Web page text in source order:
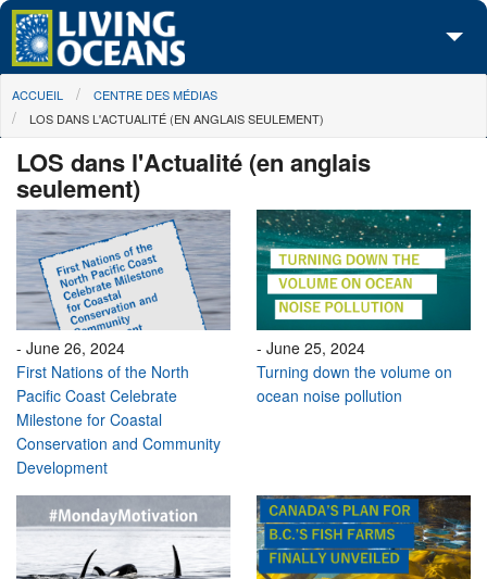
Skip to main content
À propos de nous
Centre des Médias
Les Cartes
Passez à l'action
You are here
ACCUEIL
CENTRE DES MÉDIAS
LOS DANS L'ACTUALITÉ (EN ANGLAIS SEULEMENT)
LOS dans l'Actualité (en anglais
seulement)
- June 26, 2024
First Nations of the North
Pacific Coast Celebrate
Milestone for Coastal
Conservation and Community
Development
- June 25, 2024
Turning down the volume on
ocean noise pollution